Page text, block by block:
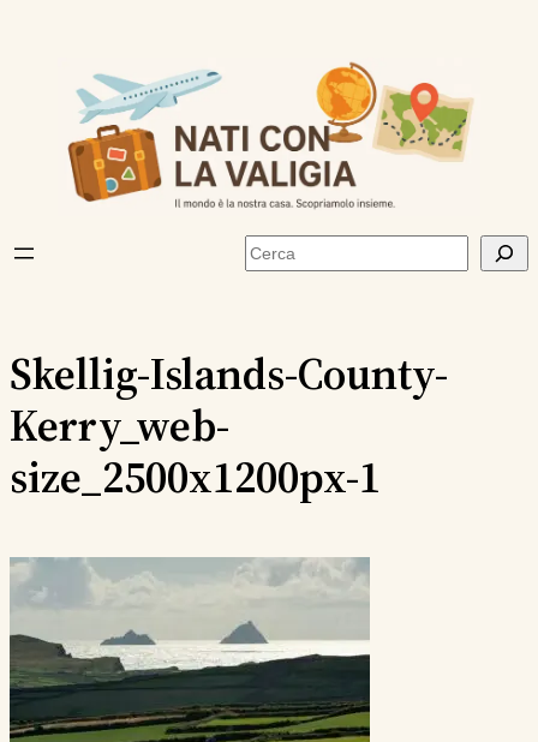
contenuto
Cerca
Skellig-Islands-County-
Kerry_web-
size_2500x1200px-1